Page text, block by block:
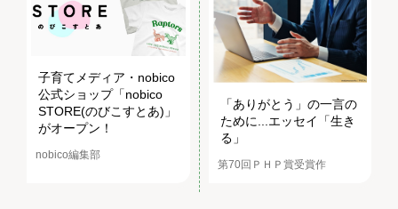
子育てメディア・nobico
公式ショップ「nobico
STORE(のびこすとあ)」
がオープン！
nobico編集部
「ありがとう」の一言の
ために...エッセイ「生き
る」
第70回ＰＨＰ賞受賞作